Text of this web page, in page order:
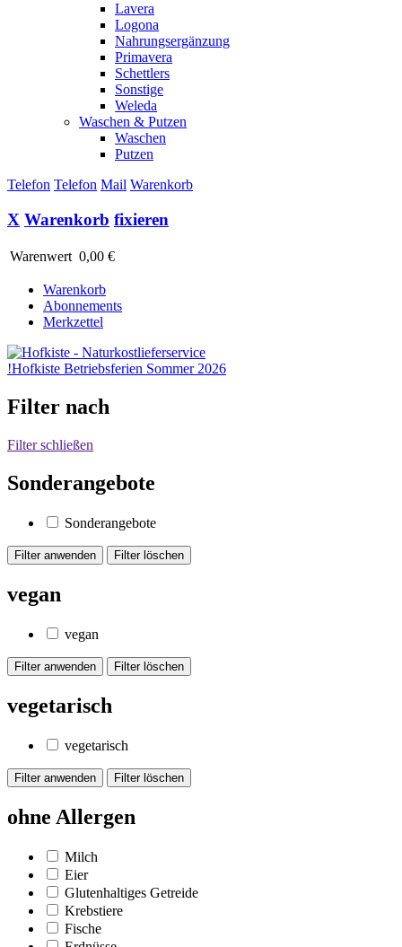
Lavera
Logona
Nahrungsergänzung
Primavera
Schettlers
Sonstige
Weleda
Waschen & Putzen
Waschen
Putzen
Telefon Telefon Mail Warenkorb
X Warenkorb fixieren
Warenwert 0,00 €
Warenkorb
Abonnements
Merkzettel
!Hofkiste Betriebsferien Sommer 2026
Filter nach
Filter schließen
Sonderangebote
Sonderangebote
vegan
vegan
vegetarisch
vegetarisch
ohne Allergen
Milch
Eier
Glutenhaltiges Getreide
Krebstiere
Fische